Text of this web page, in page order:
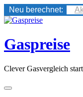
Neu berechnet:
Skip
content
Gaspreise
Clever Gasvergleich